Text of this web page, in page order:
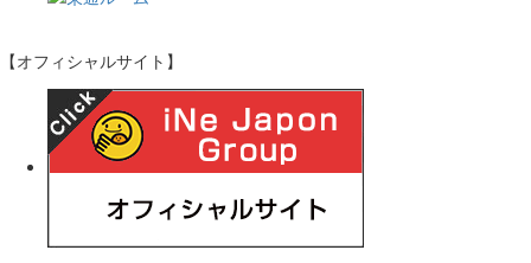
【オフィシャルサイト】